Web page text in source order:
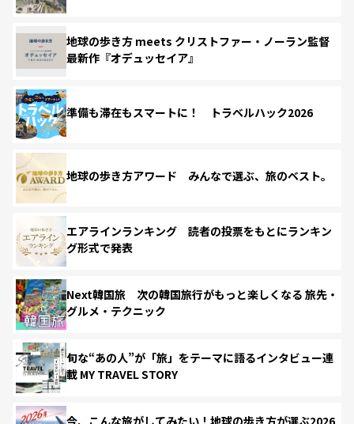
地球の歩き方 meets クリストファー・ノーラン監督
最新作『オデュッセイア』
準備も滞在もスマートに！ トラベルハック2026
地球の歩き方アワード みんなで選ぶ、旅のベスト。
エアラインランキング 読者の投票をもとにランキン
グ形式で発表
Next韓国旅 次の韓国旅行がもっと楽しくなる 旅先・
グルメ・テクニック
旬な“あの人”が「旅」をテーマに語るインタビュー連
載 MY TRAVEL STORY
今、こんな旅がしてみたい！地球の歩き方が選ぶ2026